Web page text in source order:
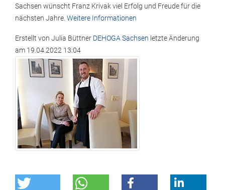
Sachsen wünscht Franz Krivak viel Erfolg und Freude für die
nächsten Jahre. Weitere Informationen
Erstellt von Julia Büttner DEHOGA Sachsen letzte Änderung
am 19.04.2022 13:04